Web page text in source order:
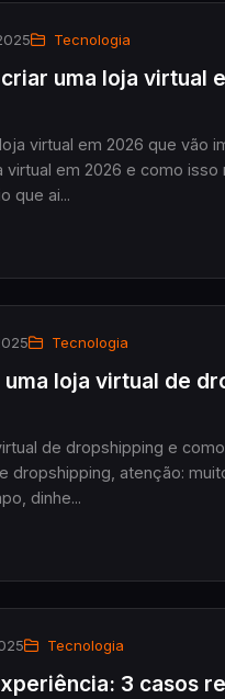
Tecnologia
uma loja virtual
virtual em 2026 que vão
em 2026 e como
que ai...
Tecnologia
loja virtual de
dropshipping e como evitá-los
dropshipping, atenção:
dinhe...
Tecnologia
3 casos